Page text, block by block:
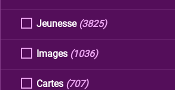
Jeunesse (3825)
Images (1036)
Cartes (707)